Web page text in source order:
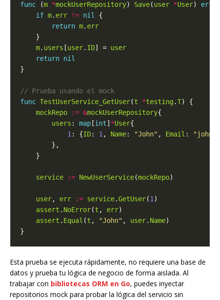
func (m *mockUserRepository) Save(user *User) error
if m. err != nil
return m. err
m. users [user. ID] = user
return nil
func TestUserService_GetUser(t *testing.T
mockRepo
:= &mockUserRepository
users : map [int] *User
1 : {ID: 1 , Name: "John" , Email :
service := NewUserService(mockRepo
user, err := service.GetUser(1
assert . NoError(t , err
assert . Equal (t , "John" , user. Name
Esta prueba se ejecuta rápidamente, no requiere una base de
datos y prueba tu lógica de negocio de forma aislada. Al
trabajar con bibliotecas ORM en Go, puedes inyectar
repositorios mock para probar la lógica del servicio sin